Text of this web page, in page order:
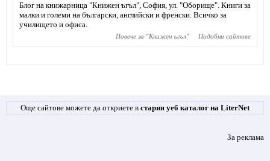
Блог на книжарница "Книжен ъгъл", София, ул. "Оборище". Книги за
малки и големи на български, английски и френски. Всичко за
училището и офиса.
Повече за "Книжен ъгъл" Подобни сайтове
Още сайтове можете да откриете в стария уеб каталог на LiterNet
За реклама